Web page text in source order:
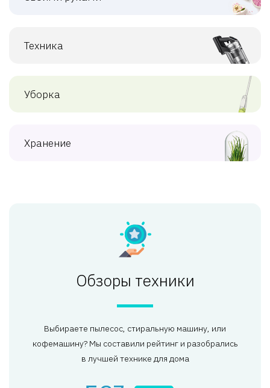
Техника
Уборка
Хранение
Обзоры техники
Выбираете пылесос, стиральную машину, или
кофемашину? Мы составили рейтинг и разобрались
в лучшей технике для дома